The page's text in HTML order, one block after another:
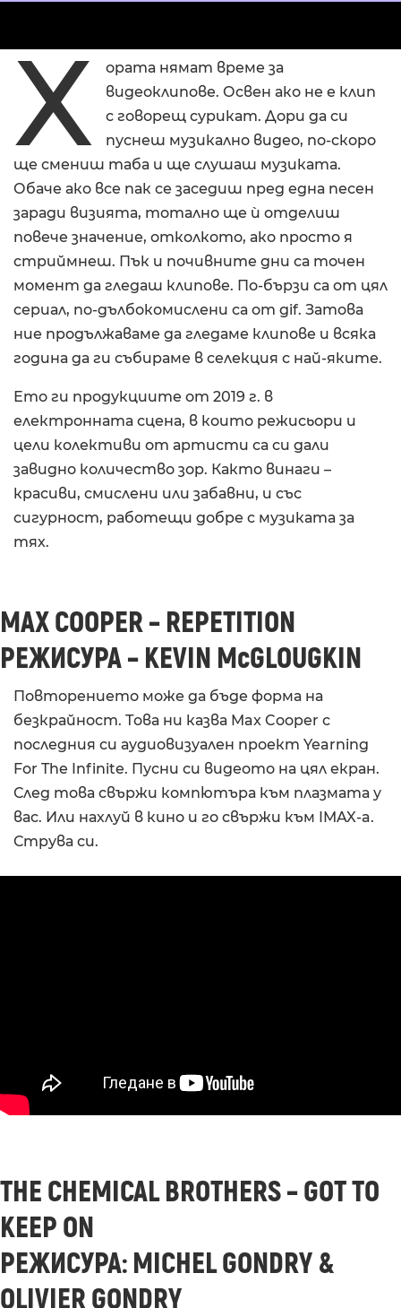
Х
ората нямат време за
видеоклипове. Освен ако не е клип
с говорещ сурикат. Дори да си
пуснеш музикално видео, по-скоро
ще смениш таба и ще слушаш музиката.
Обаче ако все пак се заседиш пред една песен
заради визията, тотално ще ѝ отделиш
повече значение, отколкото, ако просто я
стриймнеш. Пък и почивните дни са точен
момент да гледаш клипове. По-бързи са от цял
сериал, по-дълбокомислени са от gif. Затова
ние продължаваме да гледаме клипове и всяка
година да ги събираме в селекция с най-яките.
Ето ги продукциите от 2019 г. в
електронната сцена, в които режисьори и
цели колективи от артисти са си дали
завидно количество зор. Както винаги –
красиви, смислени или забавни, и със
сигурност, работещи добре с музиката за
тях.
MAX COOPER – REPETITION
РЕЖИСУРА – KEVIN McGLOUGKIN
Повторението може да бъде форма на
безкрайност. Това ни казва Max Cooper с
последния си аудиовизуален проект Yearning
For The Infinite. Пусни си видеото на цял екран.
След това свържи компютъра към плазмата у
вас. Или нахлуй в кино и го свържи към IMAX-a.
Струва си.
THE CHEMICAL BROTHERS – GOT TO
KEEP ON
РЕЖИСУРА: MICHEL GONDRY &
OLIVIER GONDRY